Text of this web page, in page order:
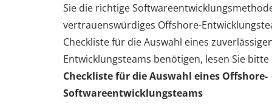
Sie die richtige
vertrauenswürdiges Offshore-
Checkliste für die Auswahl eines
Entwicklungsteams benötigen, lesen Sie
Checkliste für die Auswahl eines Offshore-
Softwareentwicklungsteams